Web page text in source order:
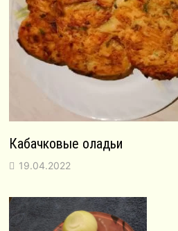
Кабачковые оладьи
19.04.2022